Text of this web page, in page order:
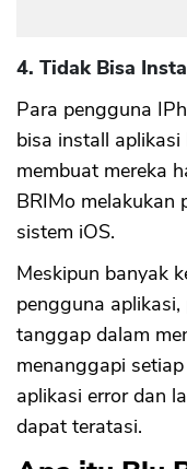
4. Tidak Bisa
Para pengguna
bisa install
membuat mereka
BRIMo melakukan
sistem iOS.
Meskipun banyak
pengguna
tanggap dalam
menanggapi
aplikasi error dan
dapat teratasi.